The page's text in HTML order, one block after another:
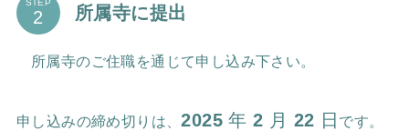
STEP 所属寺に提出
所属寺のご住職を通じて申し込み下さい。
申し込みの締め切りは、2025年2 月 22 日 です。